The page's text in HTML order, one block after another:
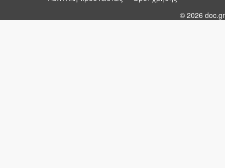
© 2026 doc.gr